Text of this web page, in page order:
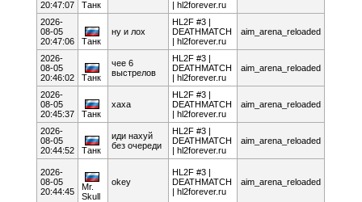
20:47:07
Танк
| hl2forever.ru
2026-
08-05
20:47:06
Танк
ну и лох
HL2F #3 |
DEATHMATCH
| hl2forever.ru
aim_arena_reloaded
2026-
08-05
20:46:02
Танк
чее 6
выстрелов
HL2F #3 |
DEATHMATCH
| hl2forever.ru
aim_arena_reloaded
2026-
08-05
20:45:37
Танк
хаха
HL2F #3 |
DEATHMATCH
| hl2forever.ru
aim_arena_reloaded
2026-
08-05
20:44:52
Танк
иди нахуй
без очереди
HL2F #3 |
DEATHMATCH
| hl2forever.ru
aim_arena_reloaded
2026-
08-05
20:44:45
Mr.
Skull
okey
HL2F #3 |
DEATHMATCH
| hl2forever.ru
aim_arena_reloaded